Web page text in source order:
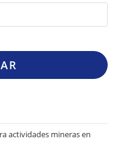
actividades mineras en